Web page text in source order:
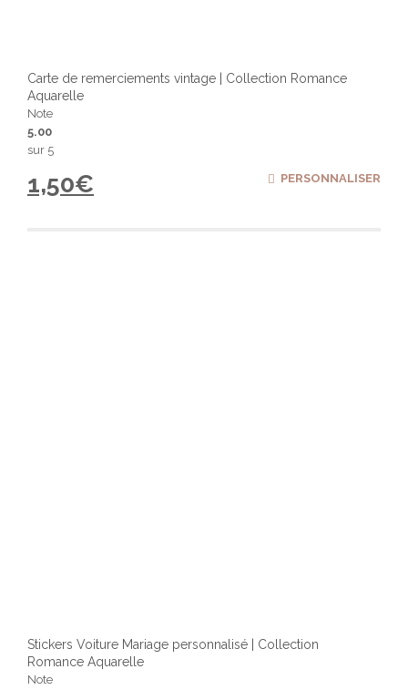
Carte de remerciements vintage | Collection Romance
Aquarelle
Note
5.00
sur 5
1,50€ PERSONNALISER
Stickers Voiture Mariage personnalisé | Collection
Romance Aquarelle
Note